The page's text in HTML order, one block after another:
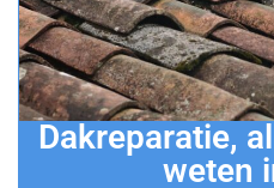
Dakreparatie,
weten